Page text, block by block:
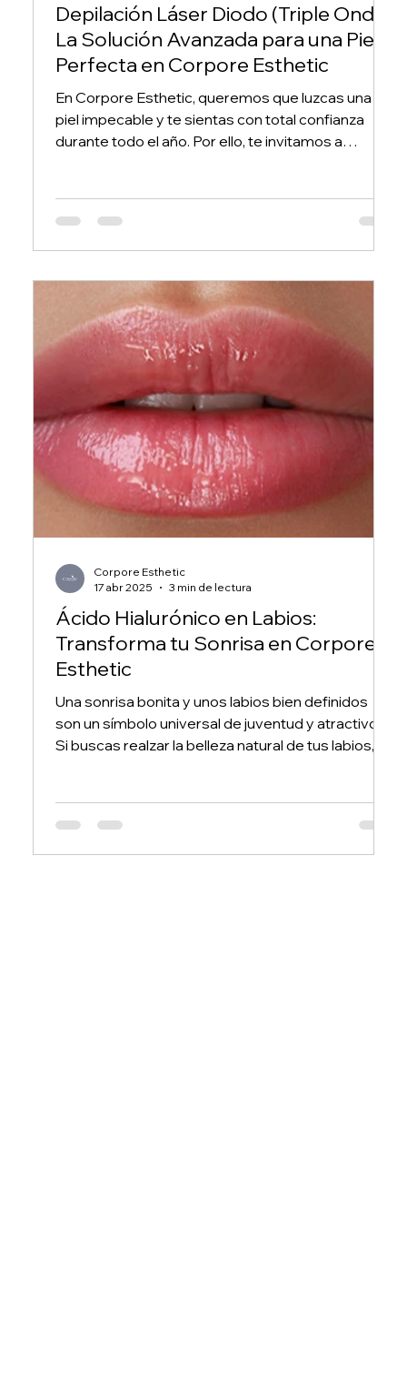
Depilación Láser Diodo (Triple Onda):
La Solución Avanzada para una Piel
Perfecta en Corpore Esthetic
En Corpore Esthetic, queremos que luzcas una
piel impecable y te sientas con total confianza
durante todo el año. Por ello, te invitamos a
para decirle adiós al vello no deseado!
Ácido Hialurónico en Labios:
Transforma tu Sonrisa en Corpore
Esthetic
Una sonrisa bonita y unos labios bien definidos
son un símbolo universal de juventud y atractivo.
Si buscas realzar la belleza natural de tus labios, el
hialurónico para conseguir resultados
espectaculares y naturales.
Corpore Esthetic
17 abr 2025
3 min de lectura